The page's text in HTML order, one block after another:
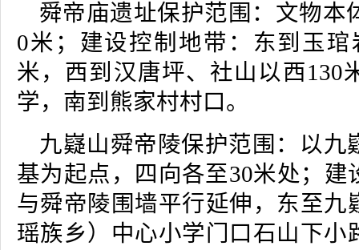
舜帝庙遗址保护范围：文物本
0米；建设控制地带：东到玉琯
米，西到汉唐坪、社山以西130
学，南到熊家村村口。
九嶷山舜帝陵保护范围：以九
基为起点，四向各至30米处；建
与舜帝陵围墙平行延伸，东至九
瑶族乡）中心小学门口石山下小